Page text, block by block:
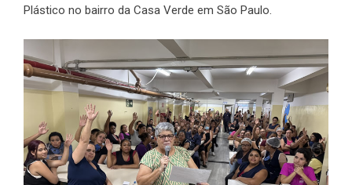
Plástico no bairro da Casa Verde em São Paulo.